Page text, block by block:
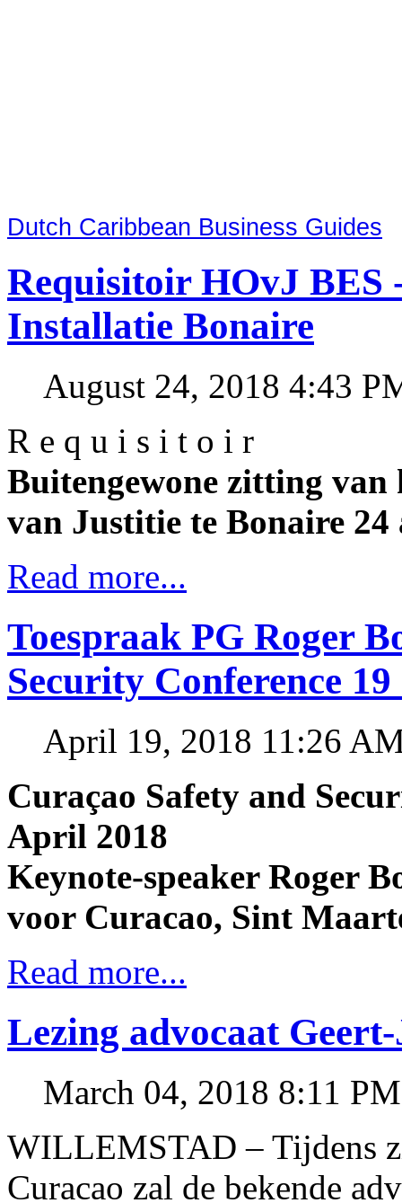
Dutch Caribbean Business Guides
Requisitoir HOvJ BES
Installatie Bonaire
August 24, 2018 4:43
R e q u i s i t o i r
Buitengewone zitting van
van Justitie te Bonaire 24
Read more...
Toespraak PG Roger
Security Conference
April 19, 2018 11:26
Curaçao Safety and
April 2018
Keynote-speaker Roger
voor Curacao, Sint
Read more...
Lezing advocaat
March 04, 2018 8:11 PM
WILLEMSTAD – Tijdens
Curacao zal de bekende